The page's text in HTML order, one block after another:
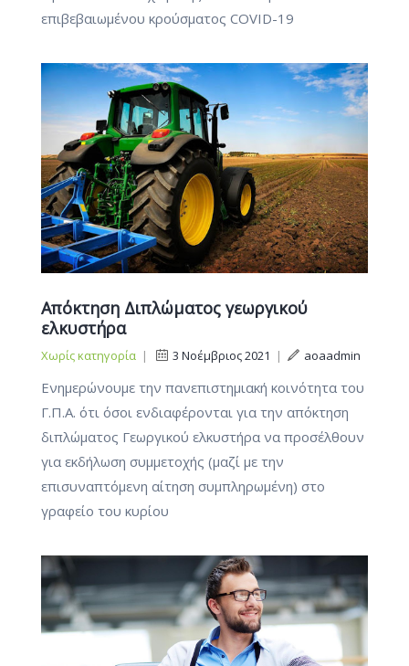
επιβεβαιωμένου κρούσματος COVID-19
Απόκτηση Διπλώματος γεωργικού
ελκυστήρα
Χωρίς κατηγορία | 3 Νοέμβριος 2021 | aoaadmin
Ενημερώνουμε την πανεπιστημιακή κοινότητα του
Γ.Π.Α. ότι όσοι ενδιαφέρονται για την απόκτηση
διπλώματος Γεωργικού ελκυστήρα να προσέλθουν
για εκδήλωση συμμετοχής (μαζί με την
επισυναπτόμενη αίτηση συμπληρωμένη) στο
γραφείο του κυρίου